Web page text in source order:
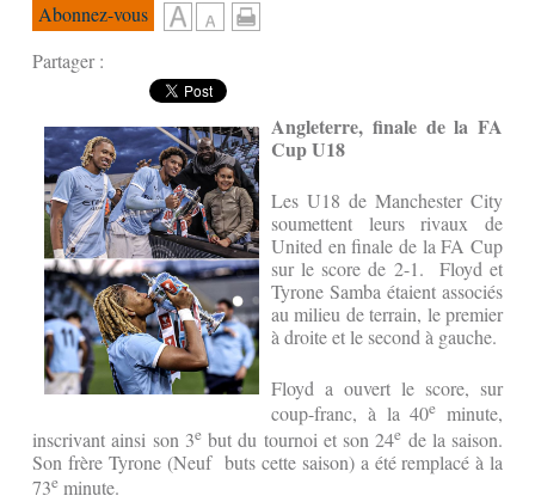
Abonnez-vous
Partager :
Angleterre, finale de la FA
Cup U18
Les U18 de Manchester City
soumettent leurs rivaux de
United en finale de la FA Cup
sur le score de 2-1. Floyd et
Tyrone Samba étaient associés
au milieu de terrain, le premier
à droite et le second à gauche.
Floyd a ouvert le score, sur
coup-franc, à la 40e minute,
inscrivant ainsi son 3ebut du tournoi et son 24e de la saison.
Son frère Tyrone (Neuf buts cette saison) a été remplacé à la
73e minute.